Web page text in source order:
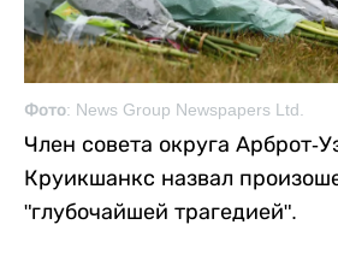
Фото: News Group Newspapers Ltd.
Член совета округа Арброт-
Круикшанкс назвал
"глубочайшей трагедией".